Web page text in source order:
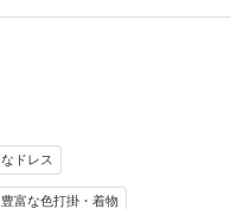
ドレス
豊富な色打掛・着物